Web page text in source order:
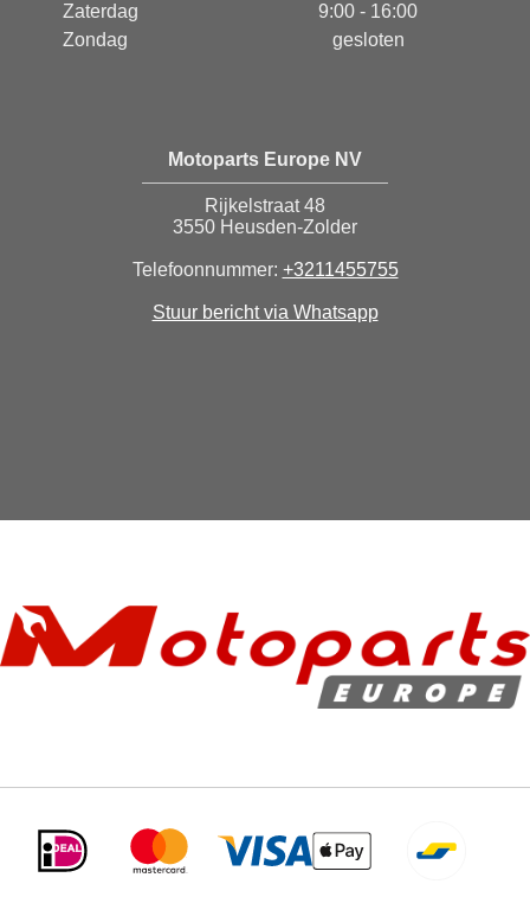
Zaterdag
9:00 - 16:00
Zondag
gesloten
Motoparts Europe NV
Rijkelstraat 48
3550 Heusden-Zolder
Telefoonnummer: +3211455755
Stuur bericht via Whatsapp